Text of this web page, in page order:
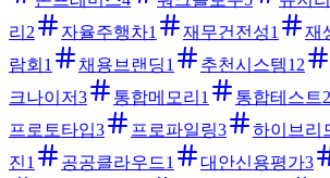
리 2 자율주행차1 재무건전성1 재
람회 1 채용브랜딩1 추천시스템12
크나이저3 통합메모리 1 통합테스트2
프로토타입3 프로파일링3 하이브리
진1 공공클라우드1 대안신용평가3